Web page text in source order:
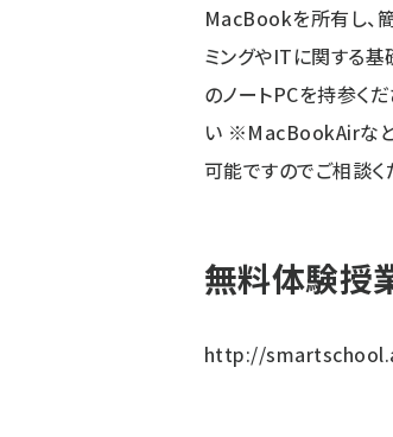
MacBookを所有し、
ミングやITに関する
のノートPCを持参く
い ※MacBookAirなど
可能ですのでご相談
無料体験授
http://